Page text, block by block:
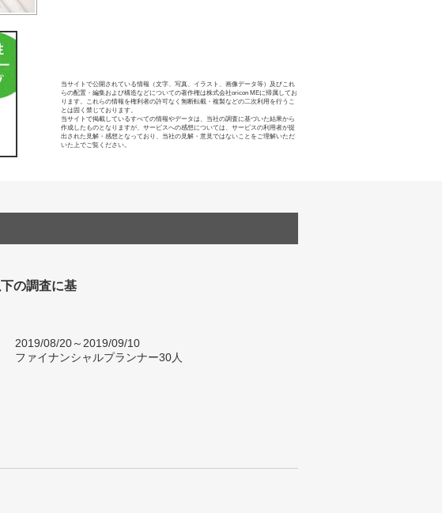
当サイトで公開されている情報（文字、写真、イラスト、画像データ等）及びこれ
らの配置・編集および構造などについての著作権は株式会社oricon MEに帰属してお
ります。これらの情報を権利者の許可なく無断転載・複製などの二次利用を行うこ
とは固く禁じております。
当サイトで掲載しているすべての情報やデータは、当社の調査に基づいた結果から
作成したものとなりますが、サービスへの感想については、サービスの利用者が提
出された見解・感想となっており、当社の見解・意見ではないことをご理解いただ
いた上でご覧ください。
の調査に基
2019/08/20～2019/09/10
ファイナンシャルプランナー30人